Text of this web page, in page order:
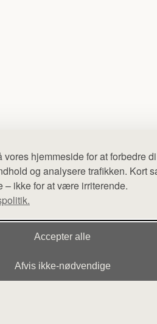
vores hjemmeside for at forbedre
og analysere trafikken. Kort
– ikke for at være irriterende.
Accepter alle
Afvis ikke‑nødvendige